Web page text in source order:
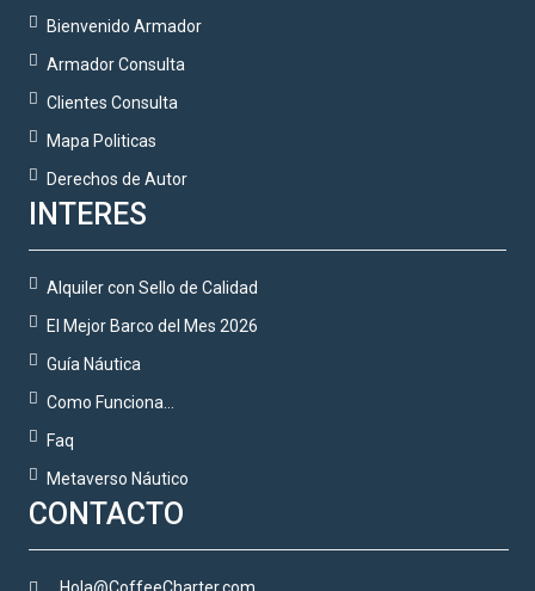
Bienvenido Armador
Armador Consulta
Clientes Consulta
Mapa Politicas
Derechos de Autor
INTERES
Alquiler con Sello de Calidad
El Mejor Barco del Mes 2026
Guía Náutica
Como Funciona…
Faq
Metaverso Náutico
CONTACTO